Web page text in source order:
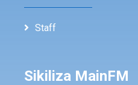
Staff
Sikiliza MainFM